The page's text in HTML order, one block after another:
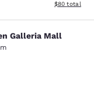
Ver detalles
$80 total
Galleria
Galleria Mall
Muy bueno. 1378